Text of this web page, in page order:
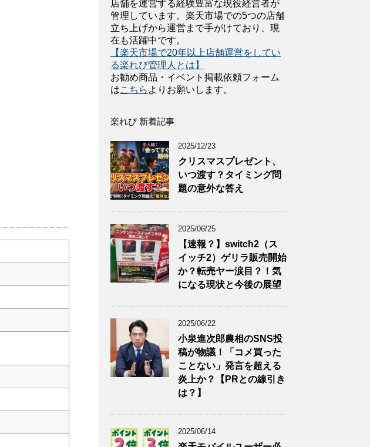
店舗を運営する経験豊富な現役経営者が
管理しています。楽天市場での5つの店舗
立ち上げから運営まで手がけており、現
在も活躍中です。
【楽天市場で20年以上店舗運営をしてい
る楽れび管理人とは】
お勧め商品・イベント掲載依頼フォーム
はこちら よりお願いします。
楽れび 新着記事
2025/12/23
クリスマスプレゼント、
いつ渡す？タイミング問
題の意外な答え
2025/06/25
【速報？】switch2（ス
イッチ2）ゲリラ販売開始
か？転売ヤー涙目？！気
になる現状と今後の展望
2025/06/22
小泉進次郎農相のSNS投
稿が物議！「コメ買った
ことない」発言を超える
炎上か？【PRとの線引き
は？】
2025/06/14